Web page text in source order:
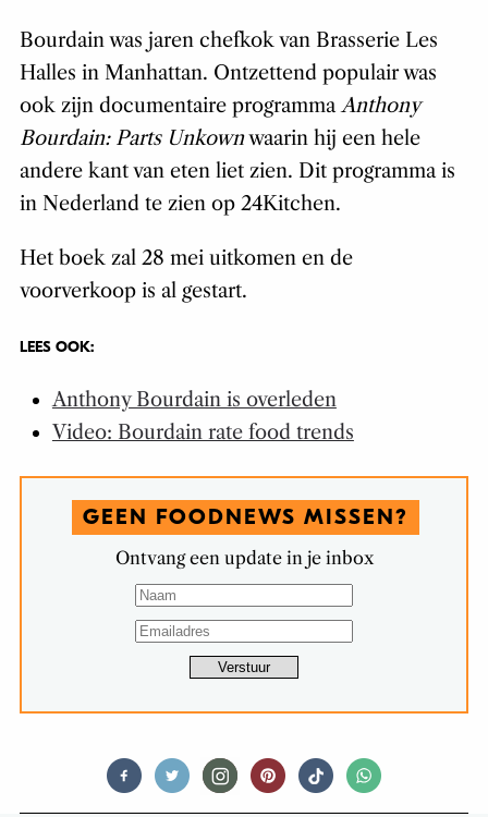
Bourdain was jaren chefkok van Brasserie Les
Halles in Manhattan. Ontzettend populair was
ook zijn documentaire programmaAnthony
Bourdain: Parts Unkownwaarin hij een hele
andere kant van eten liet zien. Dit programma is
in Nederland te zien op 24Kitchen.
Het boek zal 28 mei uitkomen en de
voorverkoop is al gestart.
LEES OOK:
Anthony Bourdain is overleden
Video: Bourdain rate food trends
GEEN FOODNEWS MISSEN?
Ontvang een update in je inbox